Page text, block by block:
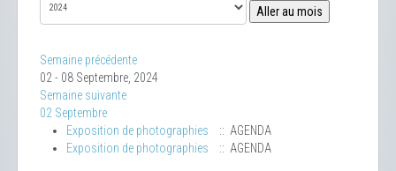
Aller au mois
Semaine précédente
02 - 08 Septembre, 2024
Semaine suivante
02 Septembre
Exposition de photographies
:: AGENDA
Exposition de photographies
:: AGENDA